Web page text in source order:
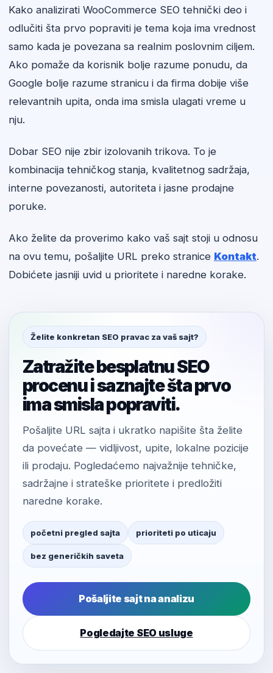
Kako analizirati WooCommerce SEO tehnički deo i
odlučiti šta prvo popraviti je tema koja ima vrednost
samo kada je povezana sa realnim poslovnim ciljem.
Ako pomaže da korisnik bolje razume ponudu, da
Google bolje razume stranicu i da firma dobije više
relevantnih upita, onda ima smisla ulagati vreme u
nju.
Dobar SEO nije zbir izolovanih trikova. To je
kombinacija tehničkog stanja, kvalitetnog sadržaja,
interne povezanosti, autoriteta i jasne prodajne
poruke.
Ako želite da proverimo kako vaš sajt stoji u odnosu
na ovu temu, pošaljite URL preko stranice Kontakt.
Dobićete jasniji uvid u prioritete i naredne korake.
Želite konkretan SEO pravac za vaš sajt?
Zatražite besplatnu SEO
procenu i saznajte šta prvo
ima smisla popraviti.
Pošaljite URL sajta i ukratko napišite šta želite
da povećate — vidljivost, upite, lokalne pozicije
ili prodaju. Pogledaćemo najvažnije tehničke,
sadržajne i strateške prioritete i predložiti
naredne korake.
početni pregled sajta prioriteti po uticaju
bez generičkih saveta
Pošaljite sajt na analizu
Pogledajte SEO usluge